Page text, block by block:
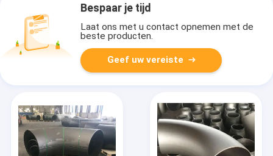
Bespaar je tijd
Laat ons met u contact opnemen met de
beste producten.
Geef uw vereiste